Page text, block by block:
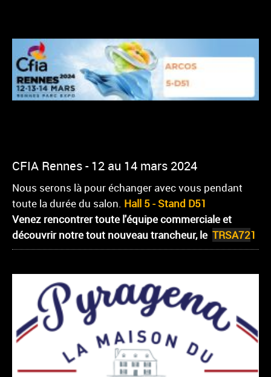
CFIA Rennes - 12 au 14 mars 2024
Nous serons là pour échanger avec vous pendant
toute la durée du salon. Hall 5 - Stand D51
Venez rencontrer toute l'équipe commerciale et
découvrir notre tout nouveau trancheur, le TRSA721